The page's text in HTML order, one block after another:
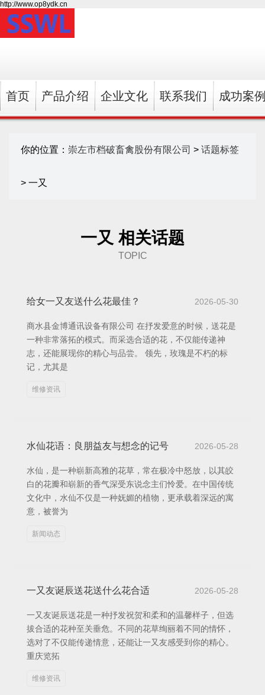
http://www.op8ydk.cn
首页 产品介绍 企业文化 联系我们 成功案
你的位置： 崇左市档破畜禽股份有限公司 > 话题标签
> 一又
一又 相关话题
TOPIC
给女一又友送什么花最佳？ 2026-05-30
商水县金博通讯设备有限公司 在抒发爱意的时候，送花是
一种非常落拓的模式。而采选合适的花，不仅能传递神
志，还能展现你的精心与品尝。 领先，玫瑰是不朽的标
记，尤其是
维修资讯
水仙花语：良朋益友与想念的记号 2026-05-28
水仙，是一种崭新高雅的花草，常在极冷中怒放，以其皎
白的花瓣和崭新的香气深受东说念主们怜爱。在中国传统
文化中，水仙不仅是一种妩媚的植物，更承载着深远的寓
意，被誉为
新闻动态
一又友诞辰送花送什么花合适 2026-05-28
一又友诞辰送花是一种抒发祝贺和柔和的温馨样子，但选
拔合适的花种至关垂危。不同的花草绚丽着不同的情怀，
选对了不仅能传递情意，还能让一又友感受到你的精心。
重庆览拓
维修资讯